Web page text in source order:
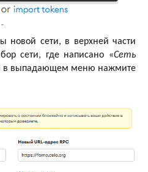
новой сети, в верхней части
сети, где написано «Сеть
в выпадающем меню нажмите